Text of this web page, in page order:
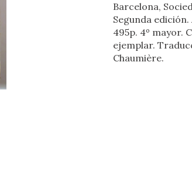
Barcelona,
Segunda
495p. 4º mayor.
ejemplar.
Chaumière.